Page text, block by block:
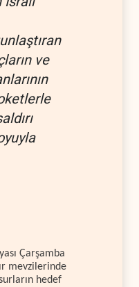
ve
Çarşamba
mevzilerinde
hedef